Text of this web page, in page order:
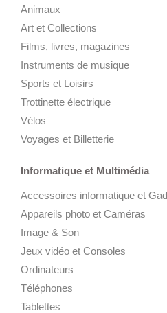
Animaux
Art et Collections
Films, livres, magazines
Instruments de musique
Sports et Loisirs
Trottinette électrique
Vélos
Voyages et Billetterie
Informatique et Multimédia
Accessoires informatique et
Appareils photo et Caméras
Image & Son
Jeux vidéo et Consoles
Ordinateurs
Téléphones
Tablettes